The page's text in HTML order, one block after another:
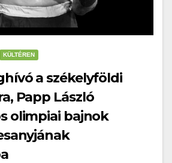
KÜLTÉREN
a székelyföldi
Papp László
olimpiai bajnok